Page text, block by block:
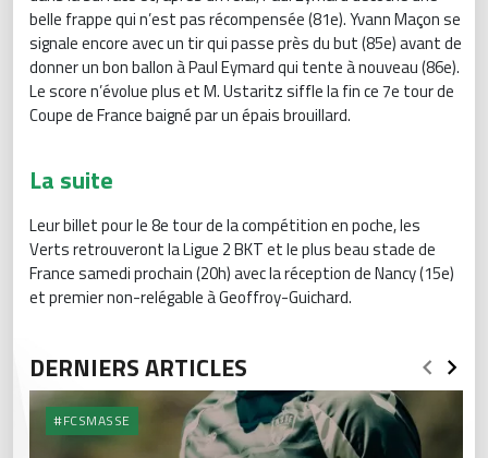
belle frappe qui n’est pas récompensée (81e). Yvann Maçon se
signale encore avec un tir qui passe près du but (85e) avant de
donner un bon ballon à Paul Eymard qui tente à nouveau (86e).
Le score n’évolue plus et M. Ustaritz siffle la fin ce 7e tour de
Coupe de France baigné par un épais brouillard.
La suite
Leur billet pour le 8e tour de la compétition en poche, les
Verts retrouveront la Ligue 2 BKT et le plus beau stade de
France samedi prochain (20h) avec la réception de Nancy (15e)
et premier non-relégable à Geoffroy-Guichard.
DERNIERS ARTICLES
#FCSMASSE